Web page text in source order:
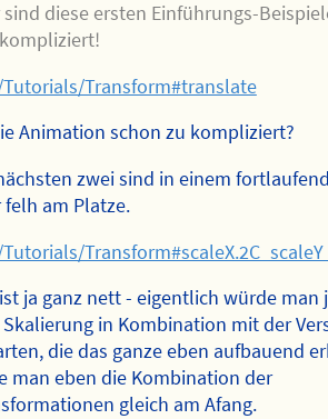
sind diese ersten Einführungs-
Tutorials/Transform#translate
Animation schon zu kompliziert?
zwei sind in einem
felh am Platze.
Tutorials/
ja ganz nett - eigentlich würde man
in Kombination mit der
die das ganze eben aufbauend
man eben die Kombination der
gleich am Afang.